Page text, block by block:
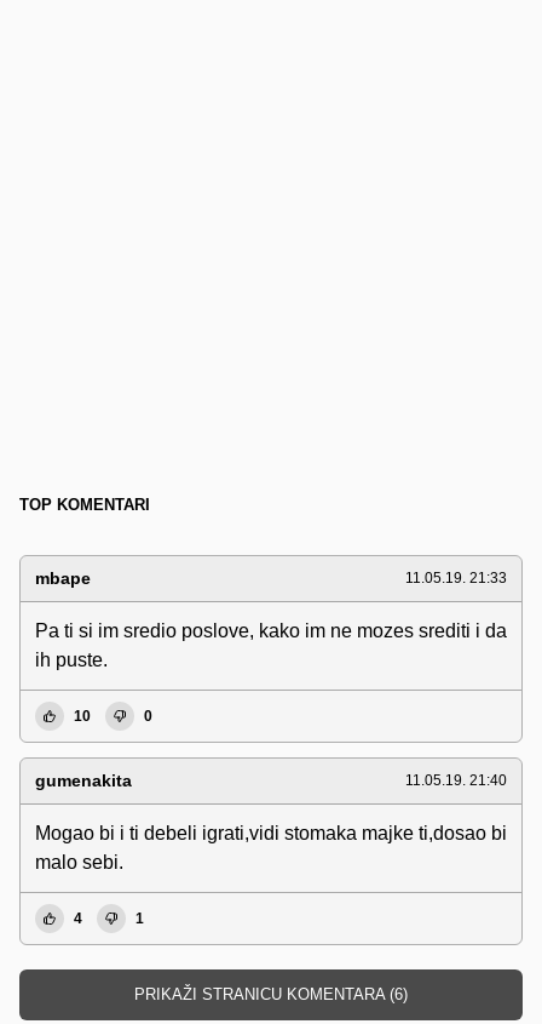
TOP KOMENTARI
mbape 11.05.19. 21:33
Pa ti si im sredio poslove, kako im ne mozes srediti i da
ih puste.
10 0
gumenakita 11.05.19. 21:40
Mogao bi i ti debeli igrati,vidi stomaka majke ti,dosao bi
malo sebi.
4 1
PRIKAŽI STRANICU KOMENTARA (6)